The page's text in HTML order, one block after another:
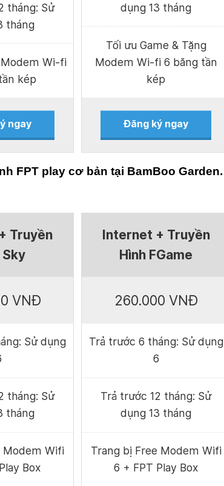
tháng: Sử
tháng
Wi-fi
kép
ngay
dụng 13 tháng
Tối ưu Game & Tặng
Modem Wi-fi 6 băng tần
kép
Đăng ký ngay
FPT play cơ bản tại BamBoo Garden.
Truyền
Sky
VNĐ
Sử dụng
tháng: Sử
tháng
Modem Wifi
Box
Internet + Truyền
Hình FGame
260.000 VNĐ
Trả trước 6 tháng: Sử dụng
6
Trả trước 12 tháng: Sử
dụng 13 tháng
Trang bị Free Modem Wifi
6 + FPT Play Box